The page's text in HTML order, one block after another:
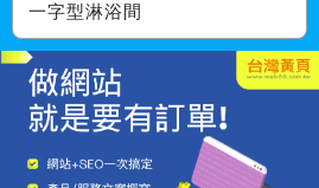
一字型淋浴間